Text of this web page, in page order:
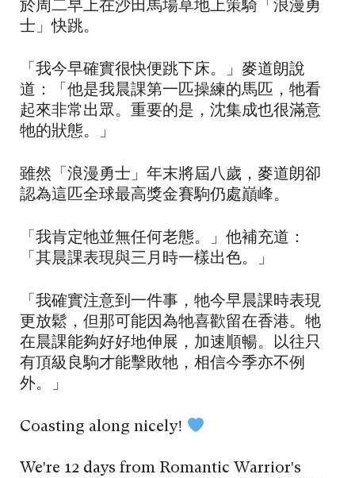
於周二早上在沙田馬場草地上策騎「浪漫勇
士」快跳。
「我今早確實很快便跳下床。」麥道朗說
道：「他是我晨課第一匹操練的馬匹，牠看
起來非常出眾。重要的是，沈集成也很滿意
牠的狀態。」
雖然「浪漫勇士」年末將屆八歲，麥道朗卻
認為這匹全球最高獎金賽駒仍處巔峰。
「我肯定牠並無任何老態。」他補充道：
「其晨課表現與三月時一樣出色。」
「我確實注意到一件事，牠今早晨課時表現
更放鬆，但那可能因為牠喜歡留在香港。牠
在晨課能夠好好地伸展，加速順暢。以往只
有頂級良駒才能擊敗牠，相信今季亦不例
外。」
Coasting along nicely!
We're 12 days from Romantic Warrior's